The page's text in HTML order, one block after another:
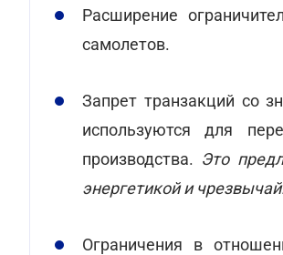
Расширение
самолетов.
Запрет транзакций со
используются для
производства. Это
энергетикой и
Ограничения в